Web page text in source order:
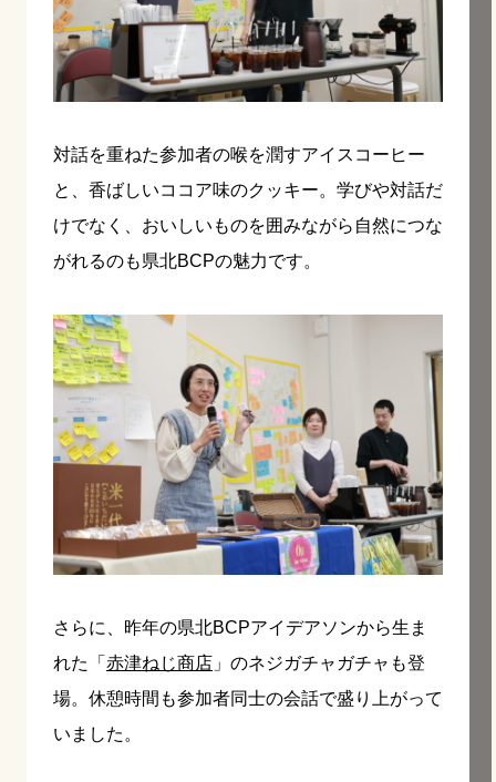
対話を重ねた参加者の喉を潤すアイスコーヒー
と、香ばしいココア味のクッキー。学びや対話だ
けでなく、おいしいものを囲みながら自然につな
がれるのも県北BCPの魅力です。
さらに、昨年の県北BCPアイデアソンから生ま
れた「 赤津ねじ商店 」のネジガチャガチャも登
場。休憩時間も参加者同士の会話で盛り上がって
いました。